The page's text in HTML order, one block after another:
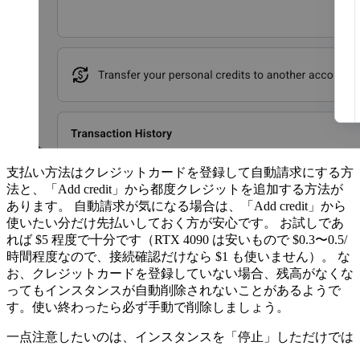
支払い方法はクレジットカードを登録して自動請求にする方
法と、「Add credit」から都度クレジットを追加する方法が
あります。 自動請求が気になる場合は、「Add credit」から
使いたい分だけ先払いしておく方が安心です。 お試しであ
れば $5 程度で十分です（RTX 4090 は安いもので $0.3〜0.5/
時間程度なので、接続確認だけなら $1 も使いません）。 な
お、クレジットカードを登録していない場合、残高がなくな
ってもインスタンスが自動削除されないことがあるようで
す。使い終わったら必ず手動で削除しましょう。
一点注意したいのは、インスタンスを「停止」しただけでは